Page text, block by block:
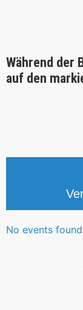
Während der
auf den
No events